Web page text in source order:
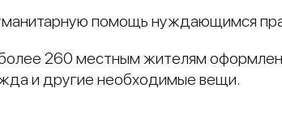
помощь нуждающимся
260 местным жителям
и другие необходимые вещи.